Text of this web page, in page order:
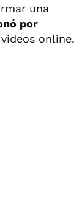
una
por
online.